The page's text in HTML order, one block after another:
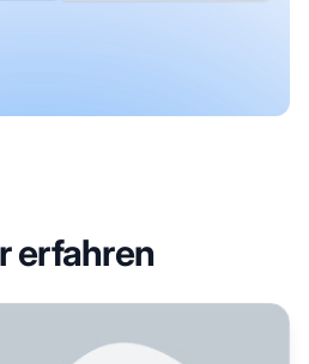
erfahren
Überwachung der KI-